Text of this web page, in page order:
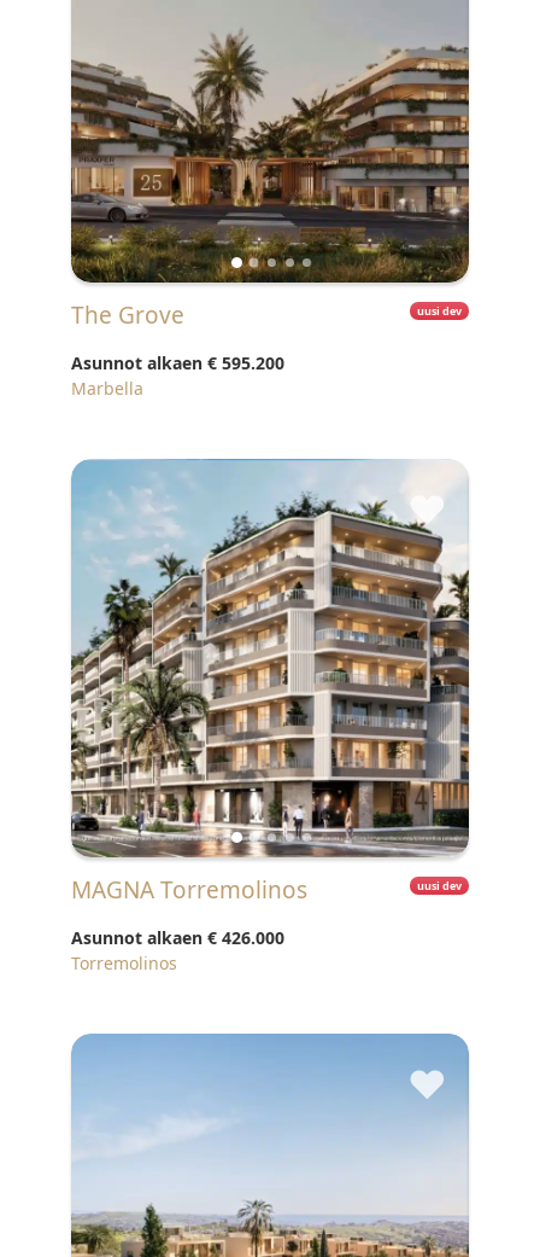
uusi dev
The Grove
Asunnot alkaen € 595.200
Marbella
♥
uusi dev
MAGNA Torremolinos
Asunnot alkaen € 426.000
Torremolinos
♥